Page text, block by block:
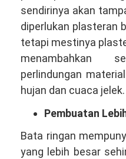
sendirinya akan
diperlukan plasteran
tetapi mestinya
menambahkan
perlindungan
hujan dan cuaca jelek.
Pembuatan
Bata ringan
yang lebih besar